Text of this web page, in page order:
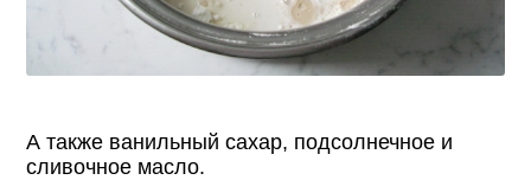
А также ванильный сахар, подсолнечное и
сливочное масло.